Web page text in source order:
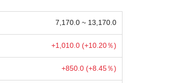
7,170.0 ~ 13,170.0
+1,010.0 (+10.20％)
+850.0 (+8.45％)